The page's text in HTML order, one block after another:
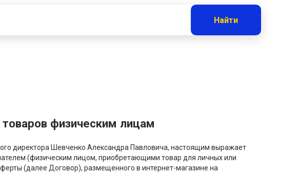
Найти
физическим лицам
директора Шевченко Александра Павловича, настоящим выражает
(физическим лицом, приобретающими товар для личных или
(далее Договор), размещенного в интернет-магазине на